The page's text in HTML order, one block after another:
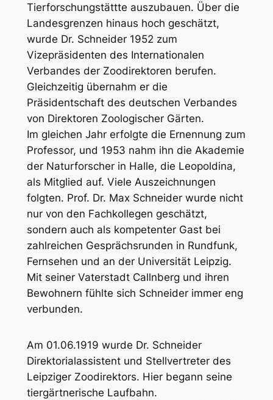
Tierforschungstättte auszubauen. Über die
Landesgrenzen hinaus hoch geschätzt,
wurde Dr. Schneider 1952 zum
Vizepräsidenten des Internationalen
Verbandes der Zoodirektoren berufen.
Gleichzeitig übernahm er die
Präsidentschaft des deutschen Verbandes
von Direktoren Zoologischer Gärten.
Im gleichen Jahr erfolgte die Ernennung zum
Professor, und 1953 nahm ihn die Akademie
der Naturforscher in Halle, die Leopoldina,
als Mitglied auf. Viele Auszeichnungen
folgten. Prof. Dr. Max Schneider wurde nicht
nur von den Fachkollegen geschätzt,
sondern auch als kompetenter Gast bei
zahlreichen Gesprächsrunden in Rundfunk,
Fernsehen und an der Universität Leipzig.
Mit seiner Vaterstadt Callnberg und ihren
Bewohnern fühlte sich Schneider immer eng
verbunden.
Am 01.06.1919 wurde Dr. Schneider
Direktorialassistent und Stellvertreter des
Leipziger Zoodirektors. Hier begann seine
tiergärtnerische Laufbahn.